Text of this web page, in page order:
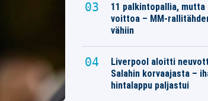
11 palkintopallia, mutta
voittoa – MM-
vähiin
Liverpool aloitti
Salahin korvaajasta –
hintalappu paljastui